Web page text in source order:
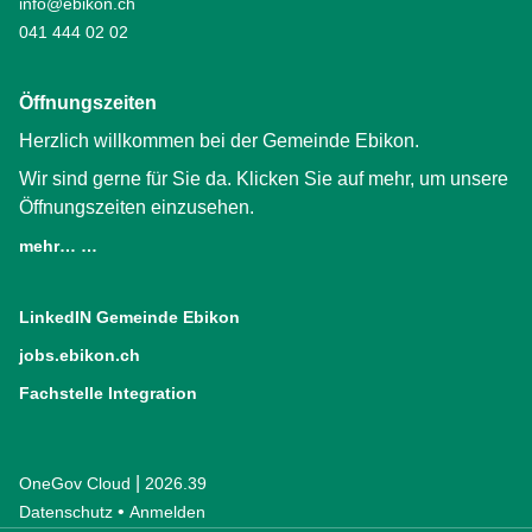
info@ebikon.ch
041 444 02 02
Öffnungszeiten
Herzlich willkommen bei der Gemeinde Ebikon.
Wir sind gerne für Sie da. Klicken Sie auf mehr, um unsere
Öffnungszeiten einzusehen.
mehr… …
LinkedIN Gemeinde Ebikon
jobs.ebikon.ch
Fachstelle Integration
OneGov Cloud (External Link)
2026.39
Datenschutz (External Link)
Anmelden